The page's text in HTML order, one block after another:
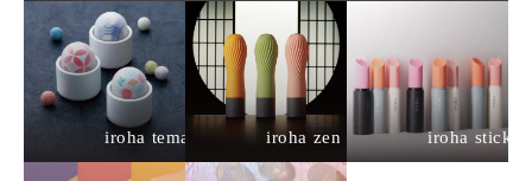
iroha temari iroha zen iroha stick